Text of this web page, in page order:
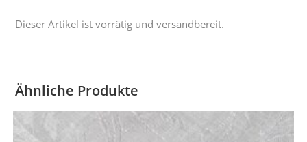
Dieser Artikel ist vorrätig und versandbereit.
Ähnliche Produkte